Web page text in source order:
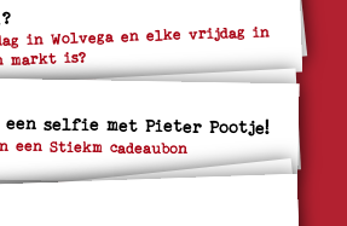
in Wolvega en elke vrijdag in
markt is?
een selfie met Pieter Pootje!
een Stiekm cadeaubon